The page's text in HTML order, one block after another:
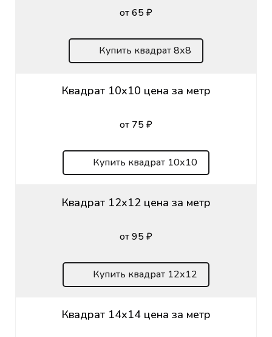
от 65 ₽
Купить квадрат 8х8
Квадрат 10х10 цена за метр
от 75 ₽
Купить квадрат 10х10
Квадрат 12х12 цена за метр
от 95 ₽
Купить квадрат 12х12
Квадрат 14х14 цена за метр